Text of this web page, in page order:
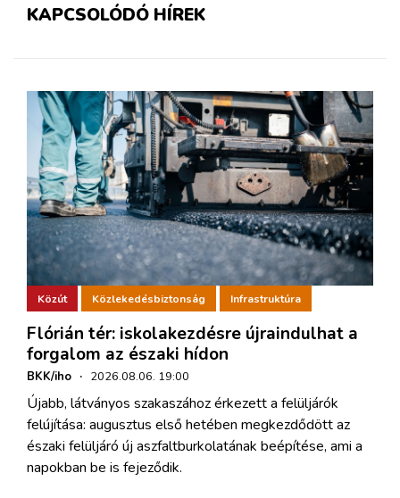
KAPCSOLÓDÓ HÍREK
Közút Közlekedésbiztonság Infrastruktúra
Flórián tér: iskolakezdésre újraindulhat a
forgalom az északi hídon
BKK/iho · 2026.08.06. 19:00
Újabb, látványos szakaszához érkezett a felüljárók
felújítása: augusztus első hetében megkezdődött az
északi felüljáró új aszfaltburkolatának beépítése, ami a
napokban be is fejeződik.